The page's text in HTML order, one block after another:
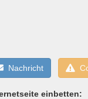
Nachricht
einbetten: